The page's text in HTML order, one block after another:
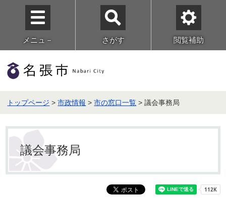
メニュ－ さがす 閲覧補助
トップページ >市政情報 >市の窓口一覧 > 議会事務局
議会事務局